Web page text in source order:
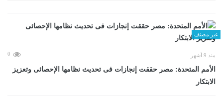
غير مصنف
منذ 9 أشهر 0
الأمم المتحدة: مصر حققت إنجازات فى تحديث نظامها الإحصائى وتعزيز
الابتكار